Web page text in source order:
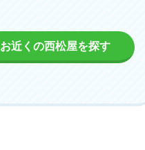
お近くの西松屋を探す